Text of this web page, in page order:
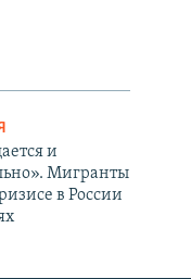
и
Мигранты
в России